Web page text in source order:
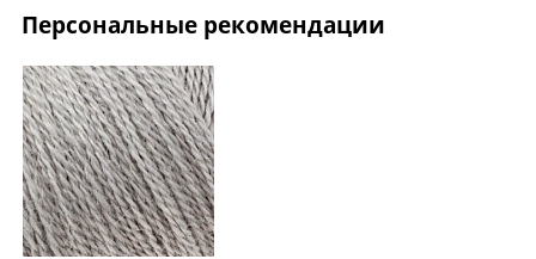
Персональные рекомендации